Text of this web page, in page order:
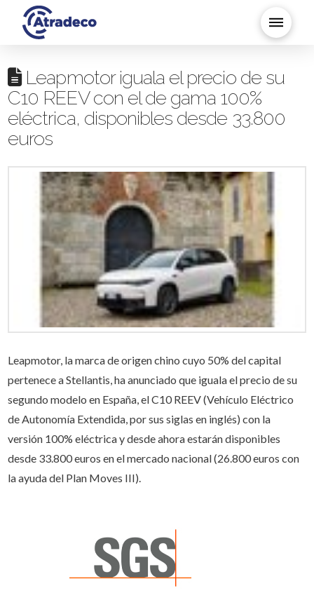
Leapmotor iguala el precio de su
C10 REEV con el de gama 100%
eléctrica, disponibles desde 33.800
euros
Leapmotor, la marca de origen chino cuyo 50% del capital
pertenece a Stellantis, ha anunciado que iguala el precio de su
segundo modelo en España, el C10 REEV (Vehículo Eléctrico
de Autonomía Extendida, por sus siglas en inglés) con la
versión 100% eléctrica y desde ahora estarán disponibles
desde 33.800 euros en el mercado nacional (26.800 euros con
la ayuda del Plan Moves III).